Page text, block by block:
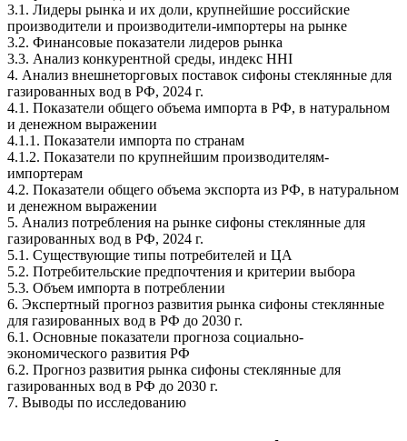
3.1. Лидеры рынка и их доли, крупнейшие российские
производители и производители-импортеры на рынке
3.2. Финансовые показатели лидеров рынка
3.3. Анализ конкурентной среды, индекс HHI
4. Анализ внешнеторговых поставок сифоны стеклянные для
газированных вод в РФ, 2024 г.
4.1. Показатели общего объема импорта в РФ, в натуральном
и денежном выражении
4.1.1. Показатели импорта по странам
4.1.2. Показатели по крупнейшим производителям-
импортерам
4.2. Показатели общего объема экспорта из РФ, в натуральном
и денежном выражении
5. Анализ потребления на рынке сифоны стеклянные для
газированных вод в РФ, 2024 г.
5.1. Существующие типы потребителей и ЦА
5.2. Потребительские предпочтения и критерии выбора
5.3. Объем импорта в потреблении
6. Экспертный прогноз развития рынка сифоны стеклянные
для газированных вод в РФ до 2030 г.
6.1. Основные показатели прогноза социально-
экономического развития РФ
6.2. Прогноз развития рынка сифоны стеклянные для
газированных вод в РФ до 2030 г.
7. Выводы по исследованию